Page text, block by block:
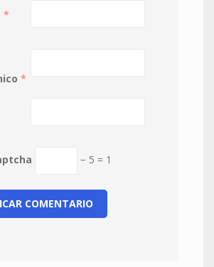
*
*
− 5 = 1